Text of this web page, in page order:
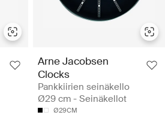
Arne Jacobsen
Clocks
Pankkiirien seinäkello
Ø29 cm - Seinäkellot
Ø29CM